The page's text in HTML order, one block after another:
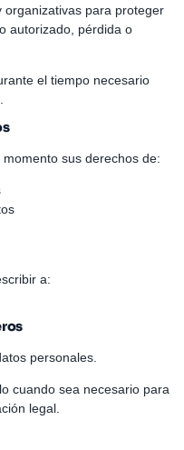
organizativas para proteger
autorizado, pérdida o
el tiempo necesario
sus derechos de:
a:
personales.
cuando sea necesario para
legal.